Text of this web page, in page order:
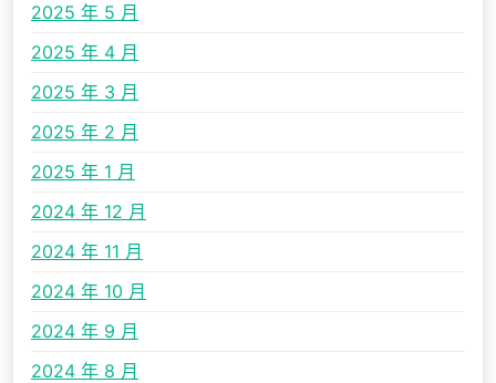
2025 年 5 月
2025 年 4 月
2025 年 3 月
2025 年 2 月
2025 年 1 月
2024 年 12 月
2024 年 11 月
2024 年 10 月
2024 年 9 月
2024 年 8 月